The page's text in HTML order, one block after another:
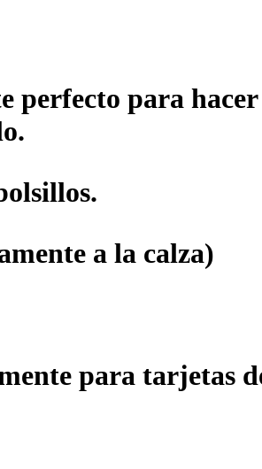
perfecto para
a la calza)
para tarjetas